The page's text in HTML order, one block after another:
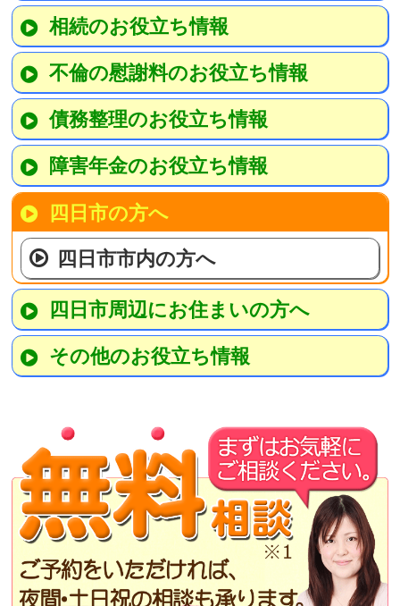
相続のお役立ち情報
不倫の慰謝料のお役立ち情報
債務整理のお役立ち情報
障害年金のお役立ち情報
四日市の方へ
四日市市内の方へ
四日市周辺にお住まいの方へ
その他のお役立ち情報